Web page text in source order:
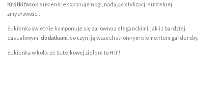
Krótki fason sukienki eksponuje nogi, nadając stylizacji subtelnej
zmysłowości.
Sukienka świetnie komponuje się zarówno z eleganckimi, jak i z bardziej
casualowymi dodatkami , co czyni ją wszechstronnym elementem garderoby.
Sukienka w kolorze butelkowej zieleni to HIT!